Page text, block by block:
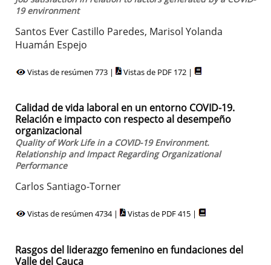
19 environment
Santos Ever Castillo Paredes, Marisol Yolanda
Huamán Espejo
Vistas de resúmen 773 | Vistas de PDF 172 |
Calidad de vida laboral en un entorno COVID-19.
Relación e impacto con respecto al desempeño
organizacional
Quality of Work Life in a COVID-19 Environment.
Relationship and Impact Regarding Organizational
Performance
Carlos Santiago-Torner
Vistas de resúmen 4734 | Vistas de PDF 415 |
Rasgos del liderazgo femenino en fundaciones del
Valle del Cauca